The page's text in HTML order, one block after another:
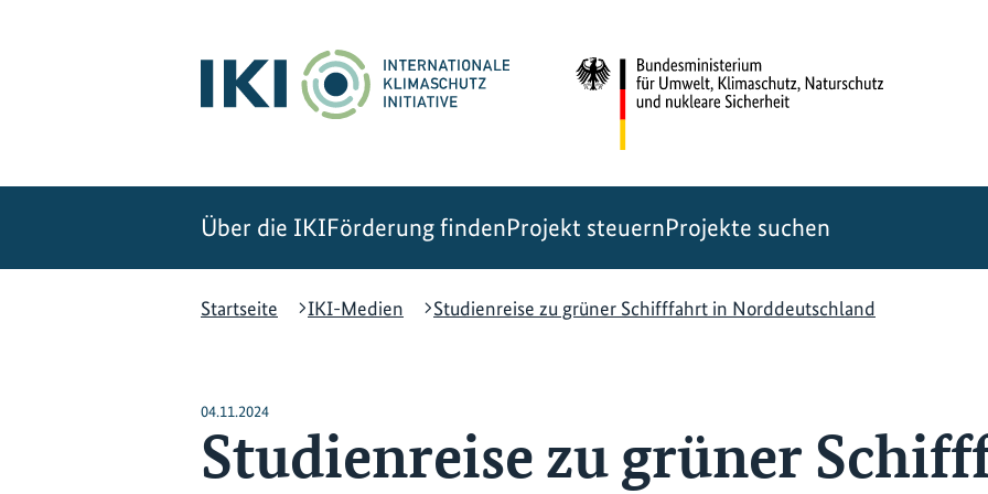
Über die IKIFörderung findenProjekt steuernProjekte suchen
Startseite
IKI-Medien Studienreise zu grüner Schifffahrt in Norddeutschland
04.11.2024
Studienreise zu grüner